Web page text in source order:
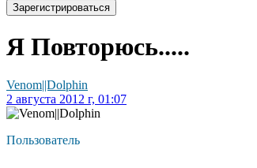
Зарегистрироваться
Я Повторюсь.....
Venom||Dolphin
2 августа 2012 г, 01:07
Пользователь